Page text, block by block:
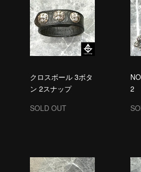
クロスボール 3ボタ
ン 2スナップ
SOLD OUT
2